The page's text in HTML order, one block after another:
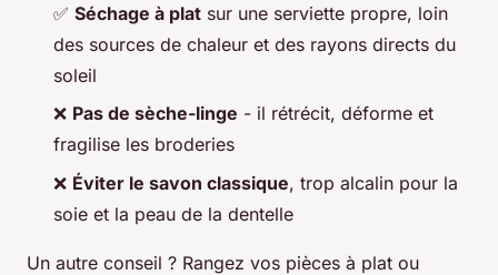
✅ Séchage à plat sur une serviette propre, loin
des sources de chaleur et des rayons directs du
soleil
❌ Pas de sèche-linge - il rétrécit, déforme et
fragilise les broderies
❌ Éviter le savon classique, trop alcalin pour la
soie et la peau de la dentelle
Un autre conseil ? Rangez vos pièces à plat ou